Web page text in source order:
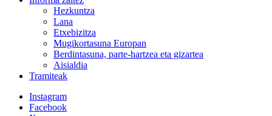
Hezkuntza
Lana
Etxebizitza
Mugikortasuna Europan
Berdintasuna, parte-hartzea eta gizartea
Aisialdia
Tramiteak
Instagram
Facebook